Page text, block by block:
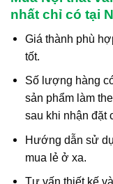
nhất chỉ có tại
Giá thành phù
tốt.
Số lượng hàng
sản phẩm làm
sau khi nhận đặt
Hướng dẫn sử
mua lẻ ở xa.